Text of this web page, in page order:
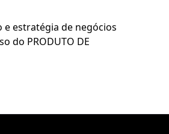
estratégia de negócios
do PRODUTO DE